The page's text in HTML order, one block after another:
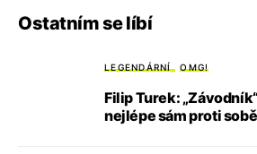
Ostatním se líbí
LEGENDÁRNÍ OMG!
Filip Turek:
nejlépe sám proti sobě